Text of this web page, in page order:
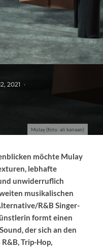
Mulay (foto: ali kanaan)
2021
·
möchte Mulay
lebhafte
unwiderruflich
musikalischen
R&B Singer-
formt einen
der sich an den
Trip-Hop,